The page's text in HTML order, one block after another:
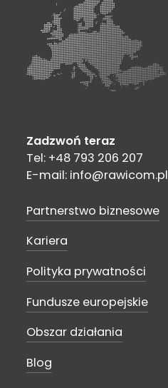
Zadzwoń teraz
Tel: +48 793 206 207
E-mail: info@rawicom.pl
Partnerstwo biznesowe
Kariera
Polityka prywatności
Fundusze europejskie
Obszar działania
Blog